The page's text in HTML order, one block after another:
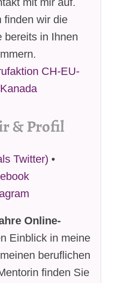
finden wir die
bereits in Ihnen
CH-EU-
& Profil
Twitter) •
Online-
Einblick in meine
beruflichen
finden Sie